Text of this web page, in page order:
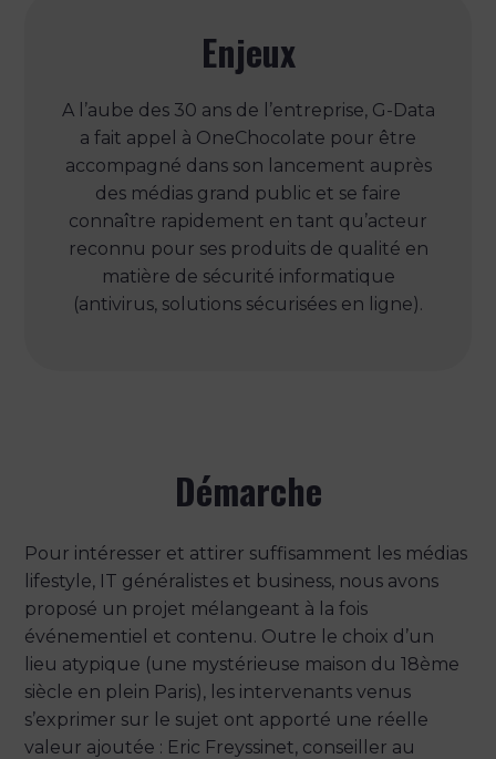
Enjeux
A l’aube des 30 ans de l’entreprise, G-Data
a fait appel à OneChocolate pour être
accompagné dans son lancement auprès
des médias grand public et se faire
connaître rapidement en tant qu’acteur
reconnu pour ses produits de qualité en
matière de sécurité informatique
(antivirus, solutions sécurisées en ligne).
Démarche
Pour intéresser et attirer suffisamment les médias
lifestyle, IT généralistes et business, nous avons
proposé un projet mélangeant à la fois
événementiel et contenu. Outre le choix d’un
lieu atypique (une mystérieuse maison du 18ème
siècle en plein Paris), les intervenants venus
s’exprimer sur le sujet ont apporté une réelle
valeur ajoutée : Eric Freyssinet, conseiller au